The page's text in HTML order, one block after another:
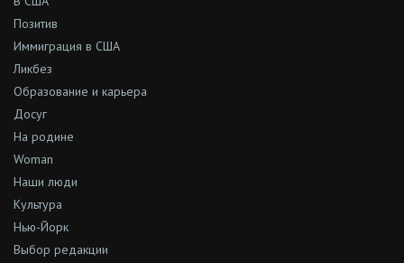
Позитив
Иммиграция в США
Ликбез
Образование и карьера
Досуг
На родине
Woman
Наши люди
Культура
Нью-Йорк
Выбор редакции